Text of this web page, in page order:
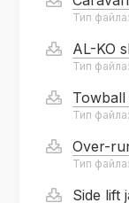
Тип файла:
AL-KO
Тип файла:
Towball
Тип файла:
Over-
Тип файла:
Side lift